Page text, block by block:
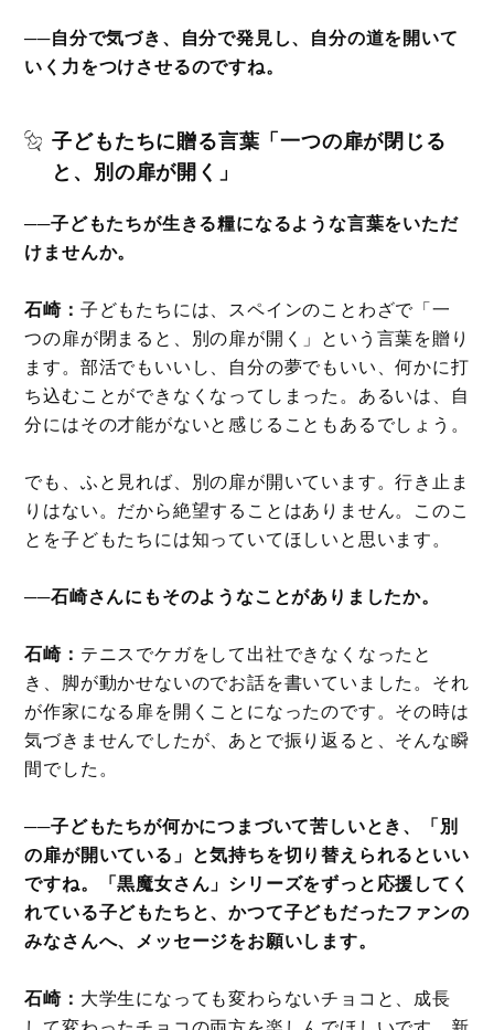
──自分で気づき、自分で発見し、自分の道を開いて
いく力をつけさせるのですね。
子どもたちに贈る言葉「一つの扉が閉じる
と、別の扉が開く」
──子どもたちが生きる糧になるような言葉をいただ
けませんか。
石崎： 子どもたちには、スペインのことわざで「一
つの扉が閉まると、別の扉が開く」という言葉を贈り
ます。部活でもいいし、自分の夢でもいい、何かに打
ち込むことができなくなってしまった。あるいは、自
分にはその才能がないと感じることもあるでしょう。
でも、ふと見れば、別の扉が開いています。行き止ま
りはない。だから絶望することはありません。このこ
とを子どもたちには知っていてほしいと思います。
──石崎さんにもそのようなことがありましたか。
石崎： テニスでケガをして出社できなくなったと
き、脚が動かせないのでお話を書いていました。それ
が作家になる扉を開くことになったのです。その時は
気づきませんでしたが、あとで振り返ると、そんな瞬
間でした。
──子どもたちが何かにつまづいて苦しいとき、「別
の扉が開いている」と気持ちを切り替えられるといい
ですね。「黒魔女さん」シリーズをずっと応援してく
れている子どもたちと、かつて子どもだったファンの
みなさんへ、メッセージをお願いします。
石崎： 大学生になっても変わらないチョコと、成長